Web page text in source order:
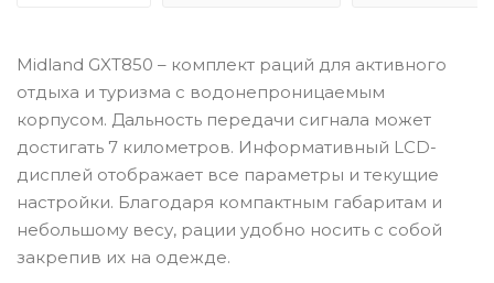
Midland GXT850 – комплект раций для активного
отдыха и туризма с водонепроницаемым
корпусом. Дальность передачи сигнала может
достигать 7 километров. Информативный LCD-
дисплей отображает все параметры и текущие
настройки. Благодаря компактным габаритам и
небольшому весу, рации удобно носить с собой
закрепив их на одежде.